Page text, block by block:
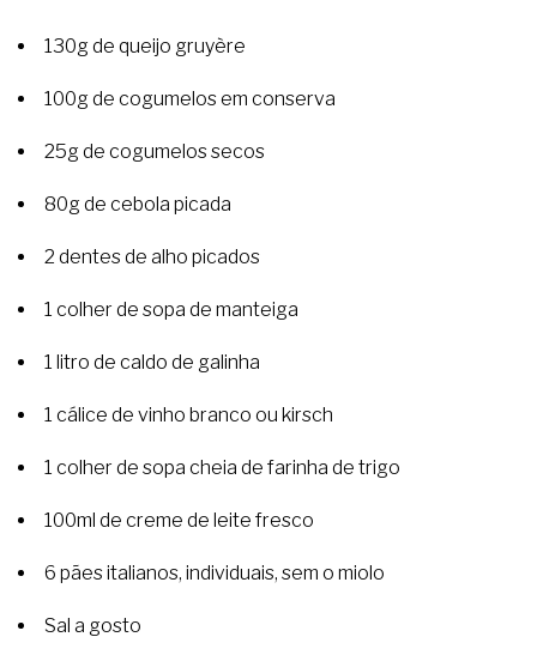
130g de queijo gruyère
100g de cogumelos em conserva
25g de cogumelos secos
80g de cebola picada
2 dentes de alho picados
1 colher de sopa de manteiga
1 litro de caldo de galinha
1 cálice de vinho branco ou kirsch
1 colher de sopa cheia de farinha de trigo
100ml de creme de leite fresco
6 pães italianos, individuais, sem o miolo
Sal a gosto